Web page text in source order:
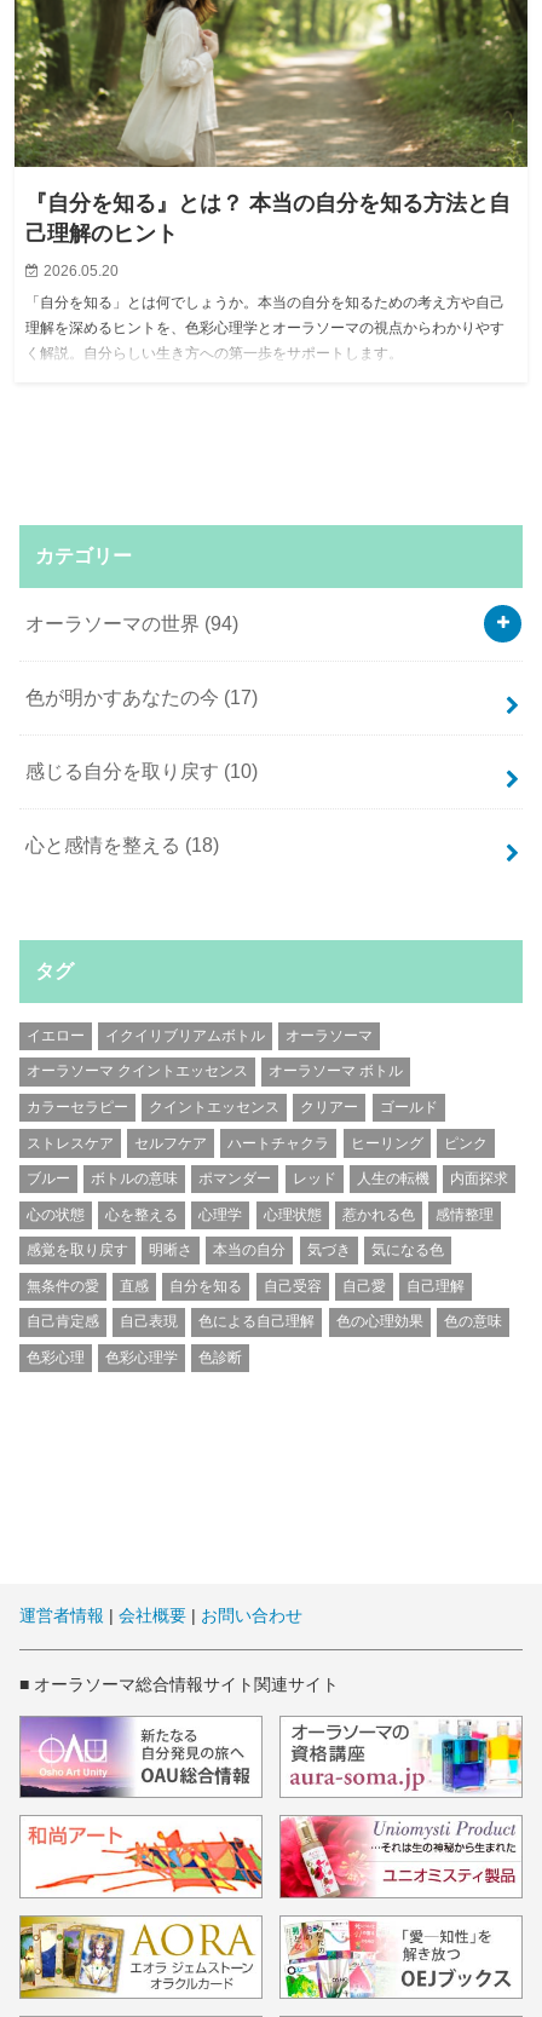
『自分を知る』とは？ 本当の自分を知る方法と自
己理解のヒント
2026.05.20
「自分を知る」とは何でしょうか。本当の自分を知るための考え方や自己
理解を深めるヒントを、色彩心理学とオーラソーマの視点からわかりやす
く解説。自分らしい生き方への第一歩をサポートします。
カテゴリー
オーラソーマの世界 (94)
色が明かすあなたの今 (17)
感じる自分を取り戻す (10)
心と感情を整える (18)
タグ
イエロー イクイリブリアムボトル オーラソーマ
オーラソーマ クイントエッセンス オーラソーマ ボトル
カラーセラピー クイントエッセンス クリアー ゴールド
ストレスケア セルフケア ハートチャクラ ヒーリング ピンク
ブルー ボトルの意味 ポマンダー レッド 人生の転機 内面探求
心の状態 心を整える 心理学 心理状態 惹かれる色 感情整理
感覚を取り戻す 明晰さ 本当の自分 気づき 気になる色
無条件の愛 直感 自分を知る 自己受容 自己愛 自己理解
自己肯定感 自己表現 色による自己理解 色の心理効果 色の意味
色彩心理 色彩心理学 色診断
運営者情報 | 会社概要 | お問い合わせ
■ オーラソーマ総合情報サイト関連サイト